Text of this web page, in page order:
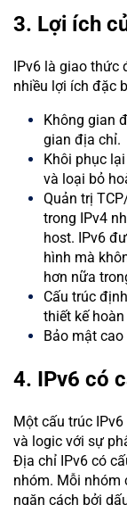
3. Lợi ích
IPv6 là giao thức
nhiều lợi ích đặc
Không gian
gian địa chỉ.
Khôi phục
và loại bỏ
Quản trị
trong IPv4
host. IPv6
hình mà
hơn nữa
Cấu trúc
thiết kế
Bảo mật
4. IPv6 có
Một cấu trúc
và logic với sự
Địa chỉ IPv6 có
nhóm. Mỗi nhóm
ngăn cách bởi